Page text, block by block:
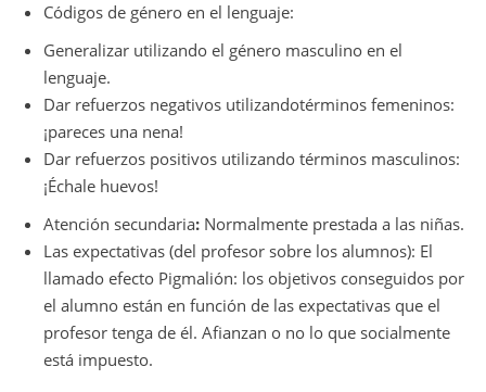
Códigos de género en el lenguaje:
Generalizar utilizando el género masculino en el
lenguaje.
Dar refuerzos negativos utilizandotérminos femeninos:
¡pareces una nena!
Dar refuerzos positivos utilizando términos masculinos:
¡Échale huevos!
Atención secundaria: Normalmente prestada a las niñas.
Las expectativas (del profesor sobre los alumnos): El
llamado efecto Pigmalión: los objetivos conseguidos por
el alumno están en función de las expectativas que el
profesor tenga de él. Afianzan o no lo que socialmente
está impuesto.